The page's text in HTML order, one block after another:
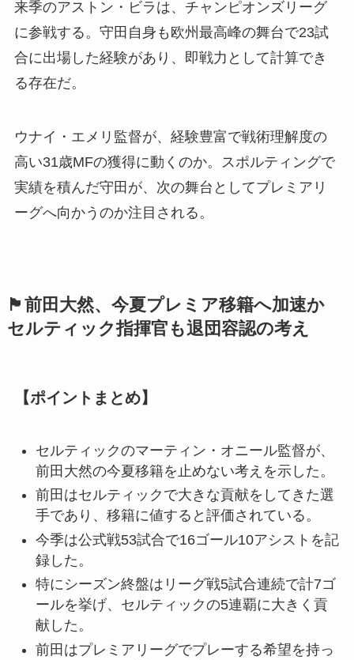
来季のアストン・ビラは、チャンピオンズリーグ
に参戦する。守田自身も欧州最高峰の舞台で23試
合に出場した経験があり、即戦力として計算でき
る存在だ。
ウナイ・エメリ監督が、経験豊富で戦術理解度の
高い31歳MFの獲得に動くのか。スポルティングで
実績を積んだ守田が、次の舞台としてプレミアリ
ーグへ向かうのか注目される。
🏴󠁧󠁢󠁳󠁣󠁴󠁿前田大然、今夏プレミア移籍へ加速か
セルティック指揮官も退団容認の考え
【ポイントまとめ】
セルティックのマーティン・オニール監督が、
前田大然の今夏移籍を止めない考えを示した。
前田はセルティックで大きな貢献をしてきた選
手であり、移籍に値すると評価されている。
今季は公式戦53試合で16ゴール10アシストを記
録した。
特にシーズン終盤はリーグ戦5試合連続で計7ゴ
ールを挙げ、セルティックの5連覇に大きく貢
献した。
前田はプレミアリーグでプレーする希望を持っ